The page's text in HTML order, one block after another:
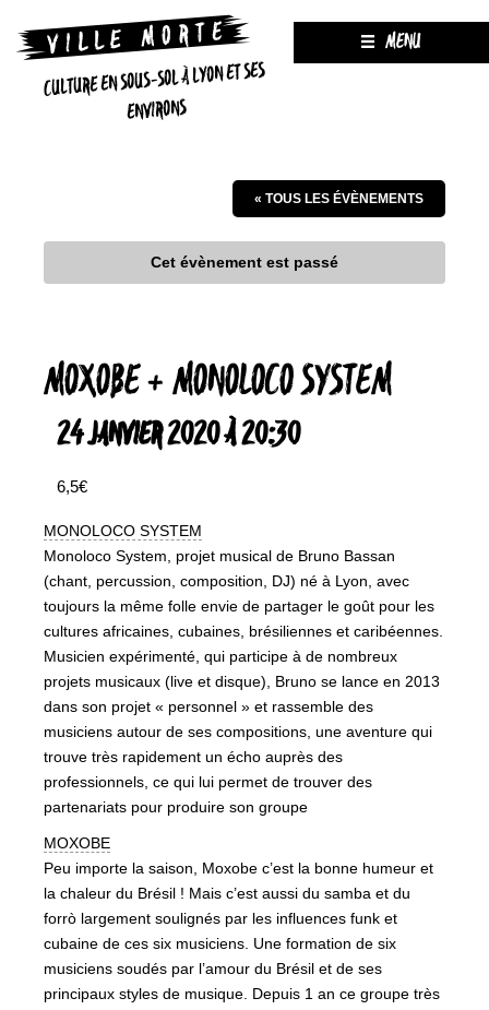
CULTURE EN SOUS-SOL À LYON ET SES
ENVIRONS
MENU
« TOUS LES ÉVÈNEMENTS
Cet évènement est passé
MOXOBE + MONOLOCO SYSTEM
24 JANVIER 2020 À 20:30
6,5€
MONOLOCO SYSTEM
Monoloco System, projet musical de Bruno Bassan
(chant, percussion, composition, DJ) né à Lyon, avec
toujours la même folle envie de partager le goût pour les
cultures africaines, cubaines, brésiliennes et caribéennes.
Musicien expérimenté, qui participe à de nombreux
projets musicaux (live et disque), Bruno se lance en 2013
dans son projet « personnel » et rassemble des
musiciens autour de ses compositions, une aventure qui
trouve très rapidement un écho auprès des
professionnels, ce qui lui permet de trouver des
partenariats pour produire son groupe
MOXOBE
Peu importe la saison, Moxobe c’est la bonne humeur et
la chaleur du Brésil ! Mais c’est aussi du samba et du
forrò largement soulignés par les influences funk et
cubaine de ces six musiciens. Une formation de six
musiciens soudés par l’amour du Brésil et de ses
principaux styles de musique. Depuis 1 an ce groupe très